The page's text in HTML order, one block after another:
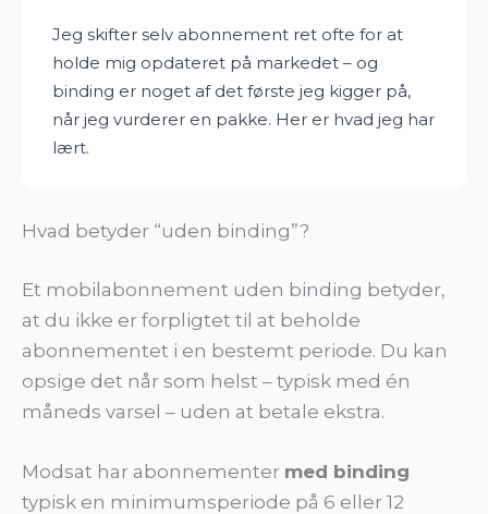
Jeg skifter selv abonnement ret ofte for at
holde mig opdateret på markedet – og
binding er noget af det første jeg kigger på,
når jeg vurderer en pakke. Her er hvad jeg har
lært.
Hvad betyder “uden binding”?
Et mobilabonnement uden binding betyder,
at du ikke er forpligtet til at beholde
abonnementet i en bestemt periode. Du kan
opsige det når som helst – typisk med én
måneds varsel – uden at betale ekstra.
Modsat har abonnementer med binding
typisk en minimumsperiode på 6 eller 12